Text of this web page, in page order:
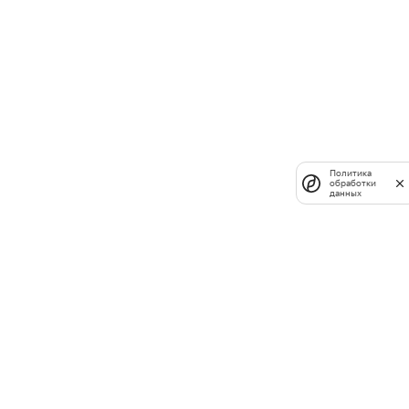
Политика
обработки
данных